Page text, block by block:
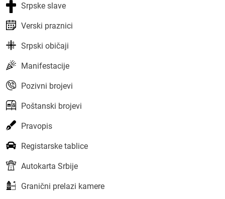
Srpske slave
Verski praznici
Srpski običaji
Manifestacije
Pozivni brojevi
Poštanski brojevi
Pravopis
Registarske tablice
Autokarta Srbije
Granični prelazi kamere